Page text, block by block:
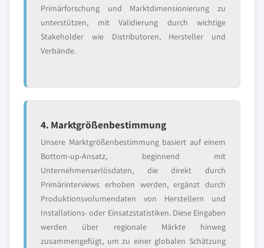
Primärforschung und Marktdimensionierung zu
unterstützen, mit Validierung durch wichtige
Stakeholder wie Distributoren, Hersteller und
Verbände.
4. Marktgrößenbestimmung
Unsere Marktgrößenbestimmung basiert auf einem
Bottom-up-Ansatz, beginnend mit
Unternehmenserlösdaten, die direkt durch
Primärinterviews erhoben werden, ergänzt durch
Produktionsvolumendaten von Herstellern und
Installations- oder Einsatzstatistiken. Diese Eingaben
werden über regionale Märkte hinweg
zusammengefügt, um zu einer globalen Schätzung